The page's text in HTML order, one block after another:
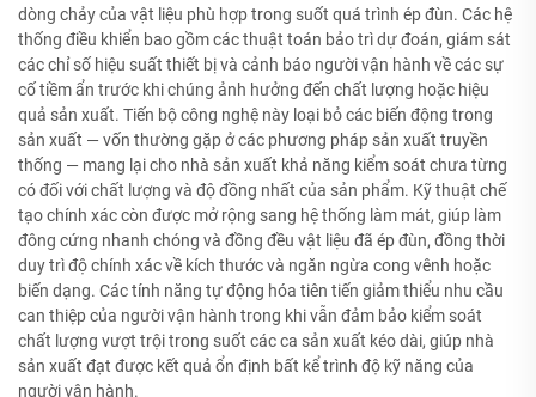
dòng chảy của vật liệu phù hợp trong suốt quá trình ép đùn. Các hệ
thống điều khiển bao gồm các thuật toán bảo trì dự đoán, giám sát
các chỉ số hiệu suất thiết bị và cảnh báo người vận hành về các sự
cố tiềm ẩn trước khi chúng ảnh hưởng đến chất lượng hoặc hiệu
quả sản xuất. Tiến bộ công nghệ này loại bỏ các biến động trong
sản xuất — vốn thường gặp ở các phương pháp sản xuất truyền
thống — mang lại cho nhà sản xuất khả năng kiểm soát chưa từng
có đối với chất lượng và độ đồng nhất của sản phẩm. Kỹ thuật chế
tạo chính xác còn được mở rộng sang hệ thống làm mát, giúp làm
đông cứng nhanh chóng và đồng đều vật liệu đã ép đùn, đồng thời
duy trì độ chính xác về kích thước và ngăn ngừa cong vênh hoặc
biến dạng. Các tính năng tự động hóa tiên tiến giảm thiểu nhu cầu
can thiệp của người vận hành trong khi vẫn đảm bảo kiểm soát
chất lượng vượt trội trong suốt các ca sản xuất kéo dài, giúp nhà
sản xuất đạt được kết quả ổn định bất kể trình độ kỹ năng của
người vận hành.